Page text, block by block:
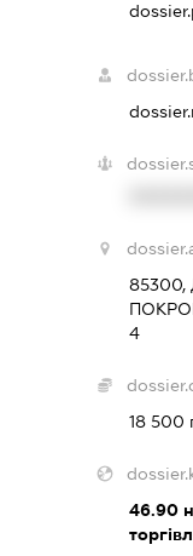
4
18 500
46.90